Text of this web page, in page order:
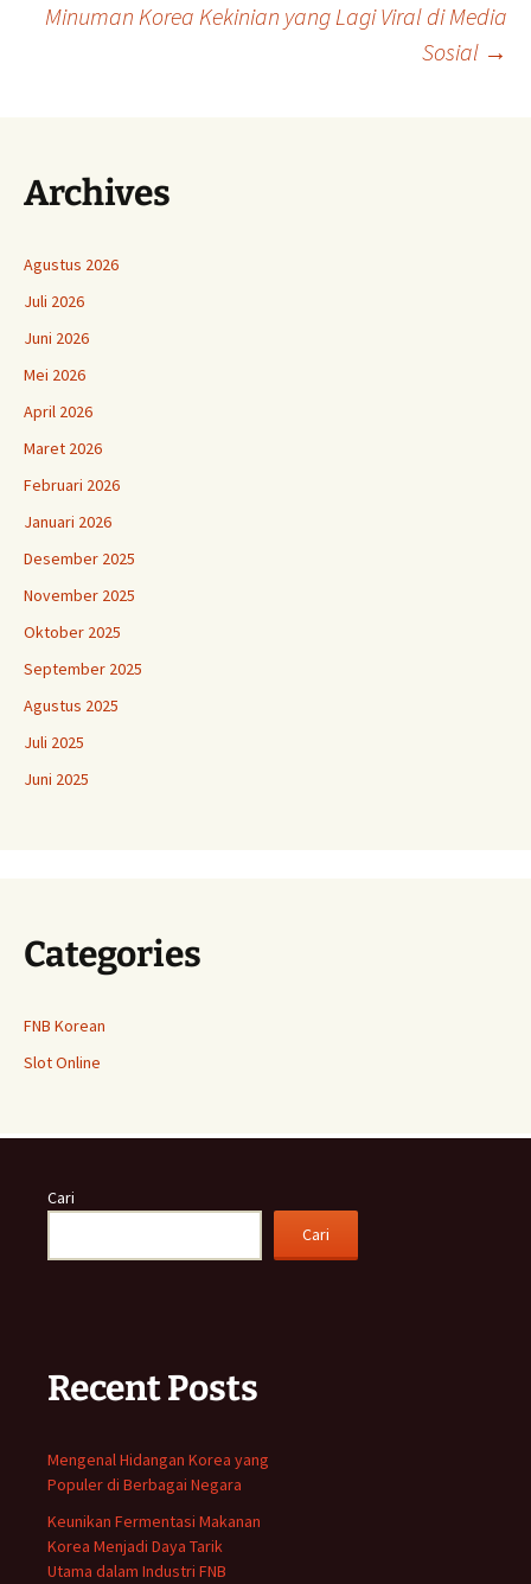
Tulisan
Minuman Korea Kekinian yang Lagi Viral di Media
Sosial →
Archives
Agustus 2026
Juli 2026
Juni 2026
Mei 2026
April 2026
Maret 2026
Februari 2026
Januari 2026
Desember 2025
November 2025
Oktober 2025
September 2025
Agustus 2025
Juli 2025
Juni 2025
Categories
FNB Korean
Slot Online
Cari
Cari
Recent Posts
Mengenal Hidangan Korea yang
Populer di Berbagai Negara
Keunikan Fermentasi Makanan
Korea Menjadi Daya Tarik
Utama dalam Industri FNB